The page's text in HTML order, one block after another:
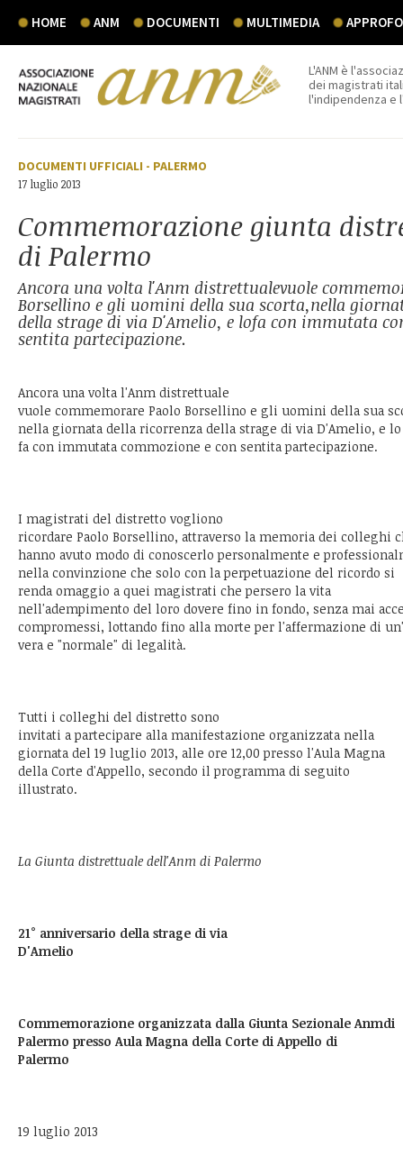
HOME ANM DOCUMENTI MULTIMEDIA
L'ANM è
dei magistrati
l'indipendenza e
DOCUMENTI UFFICIALI - PALERMO
17 luglio 2013
Commemorazione giunta
di Palermo
Ancora una volta l'Anm distrettualevuole
Borsellino e gli uomini della sua scorta,nella
della strage di via D'Amelio, e lofa con immutata
sentita partecipazione.
Ancora una volta l'Anm distrettuale
vuole commemorare Paolo Borsellino e gli uomini della sua
nella giornata della ricorrenza della strage di via D'Amelio, e lo
fa con immutata commozione e con sentita partecipazione.
I magistrati del distretto vogliono
ricordare Paolo Borsellino, attraverso la memoria dei colleghi
hanno avuto modo di conoscerlo personalmente e
nella convinzione che solo con la perpetuazione del ricordo si
renda omaggio a quei magistrati che persero la vita
nell'adempimento del loro dovere fino in fondo, senza mai
compromessi, lottando fino alla morte per l'affermazione di
vera e "normale" di legalità.
Tutti i colleghi del distretto sono
invitati a partecipare alla manifestazione organizzata nella
giornata del 19 luglio 2013, alle ore 12,00 presso l'Aula Magna
della Corte d'Appello, secondo il programma di seguito
illustrato.
La Giunta distrettuale dell'Anm di Palermo
21° anniversario della strage di via
D'Amelio
Commemorazione organizzata dalla Giunta Sezionale Anmdi
Palermo presso Aula Magna della Corte di Appello di
Palermo
19 luglio 2013